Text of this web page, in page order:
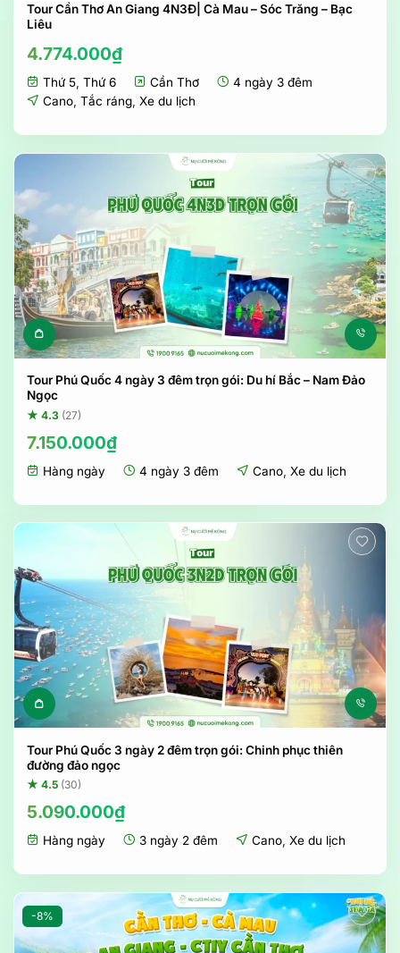
Tour Cần Thơ An Giang 4N3Đ| Cà Mau – Sóc Trăng – Bạc
Liêu
4.774.000₫
Thứ 5, Thứ 6 Cần Thơ
4 ngày 3 đêm
Cano, Tắc ráng, Xe du lịch
Tour Phú Quốc 4 ngày 3 đêm trọn gói: Du hí Bắc – Nam Đảo
Ngọc
★ 4.3 (27)
7.150.000₫
Hàng ngày 4 ngày 3 đêm Cano, Xe du lịch
Tour Phú Quốc 3 ngày 2 đêm trọn gói: Chinh phục thiên
đường đảo ngọc
★ 4.5 (30)
5.090.000₫
Hàng ngày 3 ngày 2 đêm Cano, Xe du lịch
-8%